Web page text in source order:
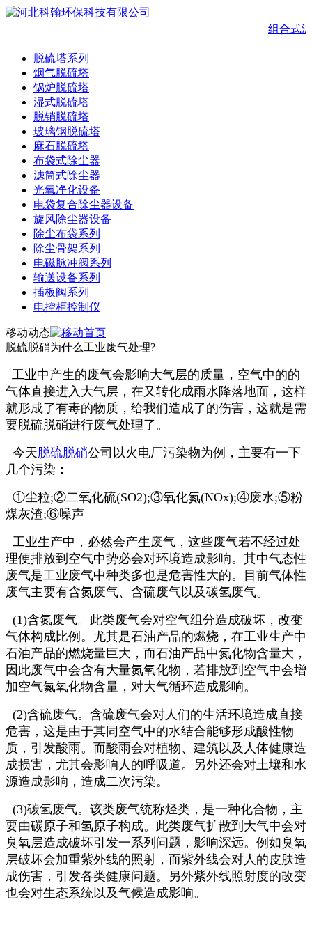
组合式
脱硫塔系列
烟气脱硫塔
锅炉脱硫塔
湿式脱硫塔
脱销脱硫塔
玻璃钢脱硫塔
麻石脱硫塔
布袋式除尘器
滤筒式除尘器
光氧净化设备
电袋复合除尘器设备
旋风除尘器设备
除尘布袋系列
除尘骨架系列
电磁脉冲阀系列
输送设备系列
插板阀系列
电控柜控制仪
移动动态
脱硫脱硝为什么工业废气处理?
工业中产生的废气会影响大气层的质量，空气中的的
气体直接进入大气层，在又转化成雨水降落地面，这样
就形成了有毒的物质，给我们造成了的伤害，这就是需
要脱硫脱硝进行废气处理了。
今天脱硫脱硝公司以火电厂污染物为例，主要有一下
几个污染：
①尘粒;②二氧化硫(SO2);③氧化氮(NOx);④废水;⑤粉
煤灰渣;⑥噪声
工业生产中，必然会产生废气，这些废气若不经过处
理便排放到空气中势必会对环境造成影响。其中气态性
废气是工业废气中种类多也是危害性大的。目前气体性
废气主要有含氮废气、含硫废气以及碳氢废气。
(1)含氮废气。此类废气会对空气组分造成破坏，改变
气体构成比例。尤其是石油产品的燃烧，在工业生产中
石油产品的燃烧量巨大，而石油产品中氮化物含量大，
因此废气中会含有大量氮氧化物，若排放到空气中会增
加空气氮氧化物含量，对大气循环造成影响。
(2)含硫废气。含硫废气会对人们的生活环境造成直接
危害，这是由于其同空气中的水结合能够形成酸性物
质，引发酸雨。而酸雨会对植物、建筑以及人体健康造
成损害，尤其会影响人的呼吸道。另外还会对土壤和水
源造成影响，造成二次污染。
(3)碳氢废气。该类废气统称烃类，是一种化合物，主
要由碳原子和氢原子构成。此类废气扩散到大气中会对
臭氧层造成破坏引发一系列问题，影响深远。例如臭氧
层破坏会加重紫外线的照射，而紫外线会对人的皮肤造
成伤害，引发各类健康问题。另外紫外线照射度的改变
也会对生态系统以及气候造成影响。